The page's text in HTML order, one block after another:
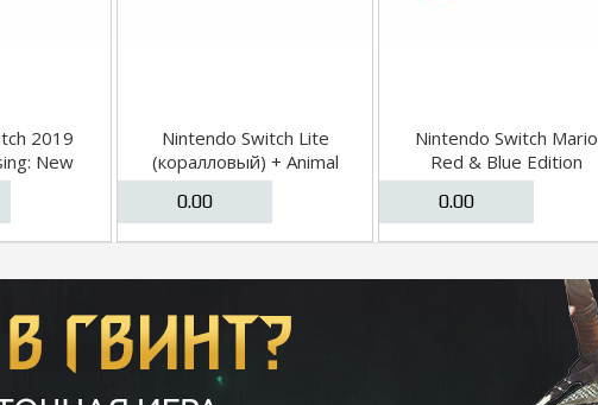
2019
New
Nintendo Switch Lite
(коралловый) + Animal
Crossing: New Horizons
0.00
Nintendo Switch Mario
Red & Blue Edition
0.00